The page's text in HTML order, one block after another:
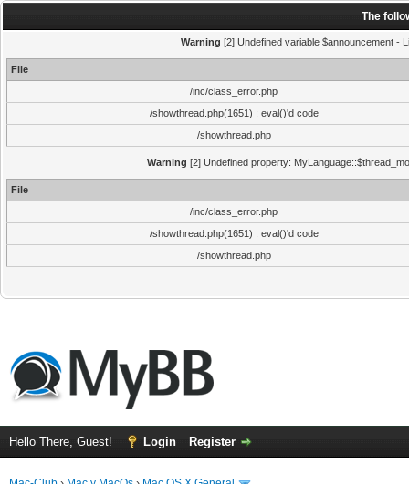
The
Warning [2] Undefined variable $announcement -
File
/inc/class_error.php
/showthread.php(1651) : eval()'d code
/showthread.php
Warning [2] Undefined property:
File
/inc/class_error.php
/showthread.php(1651) : eval()'d code
/showthread.php
Hello There, Guest! Login Register